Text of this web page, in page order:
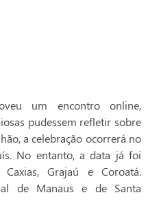
um encontro online,
pudessem refletir sobre
a celebração ocorrerá no
No entanto, a data já foi
Grajaú e Coroatá.
de Manaus e de Santa